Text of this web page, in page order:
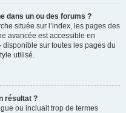
dans un ou des forums ?
située sur l’index, les pages des
avancée est accessible en
sur toutes les pages du
utilisé.
résultat ?
ou incluait trop de termes